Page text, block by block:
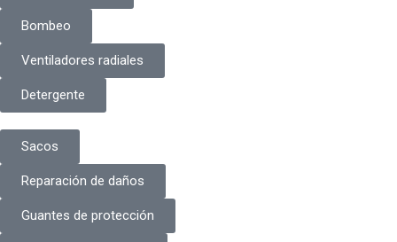
Bombeo
Ventiladores radiales
Detergente
Sacos
Reparación de daños
Guantes de protección